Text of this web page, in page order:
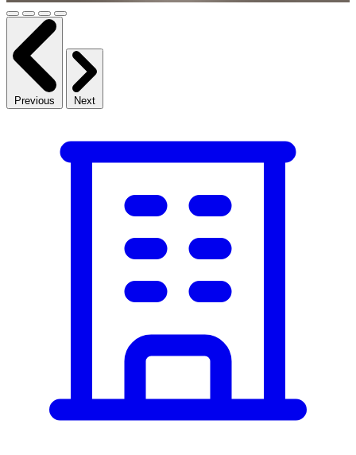
Previous Next